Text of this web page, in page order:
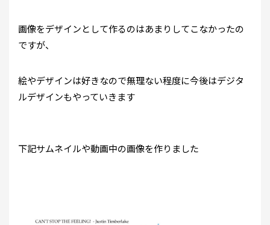
画像をデザインとして作るのはあまりしてこなかったの
ですが、
絵やデザインは好きなので無理ない程度に今後はデジタ
ルデザインもやっていきます
下記サムネイルや動画中の画像を作りました